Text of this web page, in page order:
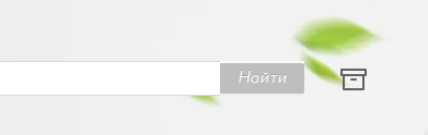
Найти